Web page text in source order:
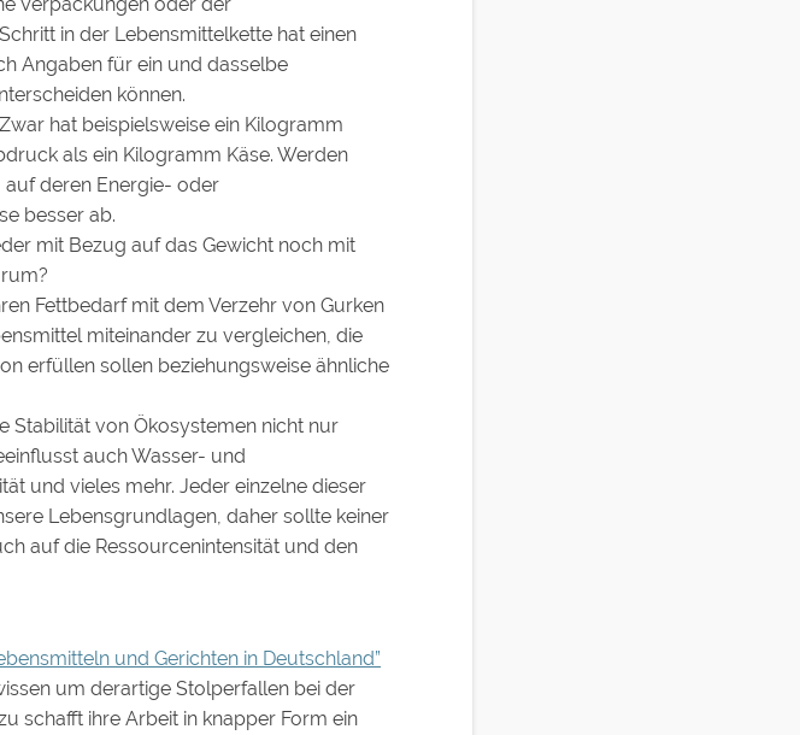
in der Lebensmittelkette hat einen
Angaben für ein und dasselbe
können.
hat beispielsweise ein Kilogramm
als ein Kilogramm Käse. Werden
deren Energie- oder
besser ab.
mit Bezug auf das Gewicht noch mit
Fettbedarf mit dem Verzehr von Gurken
miteinander zu vergleichen, die
erfüllen sollen beziehungsweise ähnliche
Stabilität von Ökosystemen nicht nur
auch Wasser- und
und vieles mehr. Jeder einzelne dieser
Lebensgrundlagen, daher sollte keiner
auf die Ressourcenintensität und den
und Gerichten in Deutschland”
um derartige Stolperfallen bei der
schafft ihre Arbeit in knapper Form ein